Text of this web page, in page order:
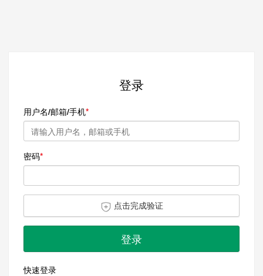
登录
用户名/邮箱/手机
密码
点击完成验证
登录
快速登录